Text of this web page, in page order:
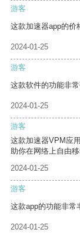
游客
这款加速器app的价
2024-01-25
游客
这款软件的功能非
2024-01-25
游客
这款加速器VPM应
助你在网络上自由移
2024-01-25
游客
这款app的功能非常
2024-01-25